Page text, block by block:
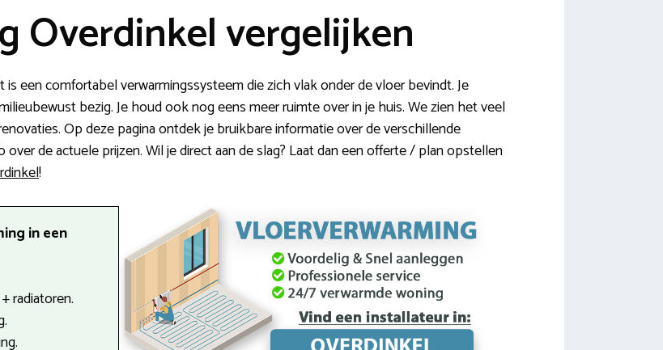
Overdinkel vergelijken
een comfortabel verwarmingssysteem die zich vlak onder de vloer bevindt. Je
bezig. Je houd ook nog eens meer ruimte over in je huis. We zien het veel
Op deze pagina ontdek je bruikbare informatie over de verschillende
de actuele prijzen. Wil je direct aan de slag? Laat dan een offerte / plan opstellen
!
in een
radiatoren.